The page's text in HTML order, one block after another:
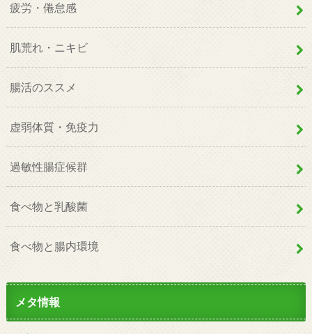
疲労・倦怠感
肌荒れ・ニキビ
腸活のススメ
虚弱体質・免疫力
過敏性腸症候群
食べ物と乳酸菌
食べ物と腸内環境
メタ情報